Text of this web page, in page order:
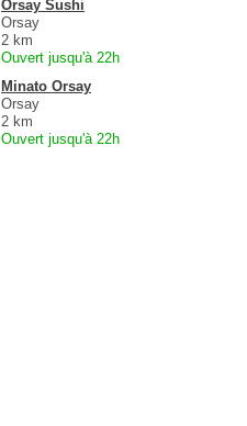
Orsay Sushi
Orsay
2 km
Ouvert jusqu'à 22h
Minato Orsay
Orsay
2 km
Ouvert jusqu'à 22h